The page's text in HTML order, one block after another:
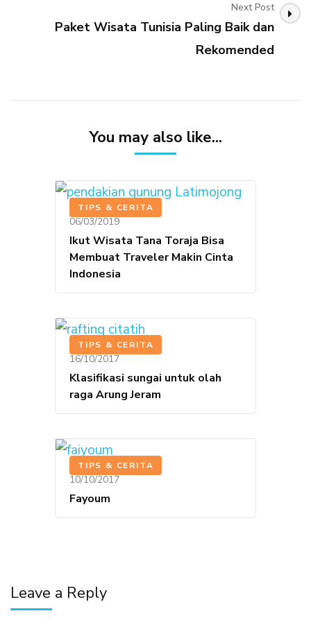
Next Post
Paket Wisata Tunisia Paling Baik dan
Rekomended
You may also like...
TIPS & CERITA
06/03/2019
Ikut Wisata Tana Toraja Bisa
Membuat Traveler Makin Cinta
Indonesia
TIPS & CERITA
16/10/2017
Klasifikasi sungai untuk olah
raga Arung Jeram
TIPS & CERITA
10/10/2017
Fayoum
Leave a Reply